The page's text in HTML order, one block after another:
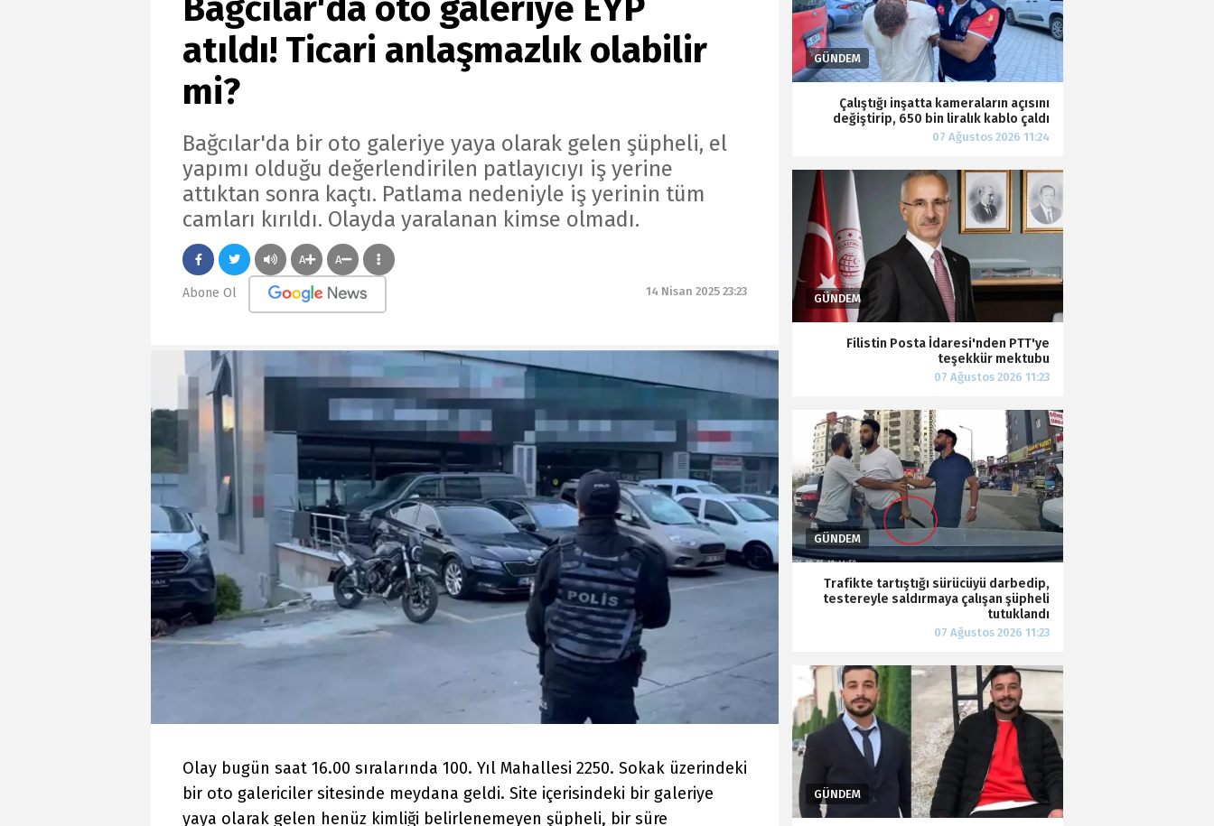
Bağcılar'da oto galeriye EYP
atıldı! Ticari anlaşmazlık olabilir
mi?
Bağcılar'da bir oto galeriye yaya olarak gelen şüpheli, el
yapımı olduğu değerlendirilen patlayıcıyı iş yerine
attıktan sonra kaçtı. Patlama nedeniyle iş yerinin tüm
camları kırıldı. Olayda yaralanan kimse olmadı.
A A
Abone Ol 14 Nisan 2025 23:23
Olay bugün saat 16.00 sıralarında 100. Yıl Mahallesi 2250. Sokak üzerindeki
bir oto galericiler sitesinde meydana geldi. Site içerisindeki bir galeriye
yaya olarak gelen henüz kimliği belirlenemeyen şüpheli, bir süre
Çalıştığı inşatta kameraların açısını
değiştirip, 650 bin liralık kablo çaldı
Filistin Posta İdaresi'nden PTT'ye
teşekkür mektubu
Trafikte tartıştığı sürücüyü darbedip,
testereyle saldırmaya çalışan şüpheli
tutuklandı